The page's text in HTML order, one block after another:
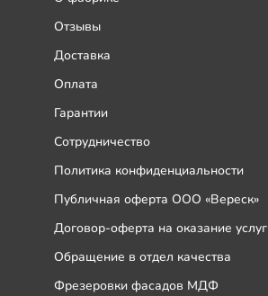
Отзывы
Доставка
Оплата
Гарантии
Сотрудничество
Политика конфиденциальности
Публичная оферта ООО «Вереск»
Договор-оферта на оказание услуг
Обращение в отдел качества
Фрезеровки фасадов МДФ